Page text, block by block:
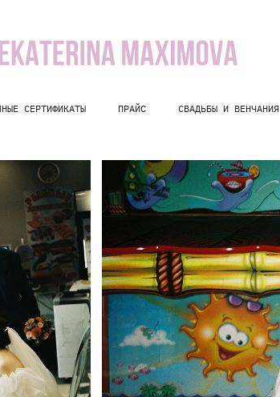
СЕРТИФИКАТЫ ПРАЙС СВАДЬБЫ И ВЕНЧАНИЯ